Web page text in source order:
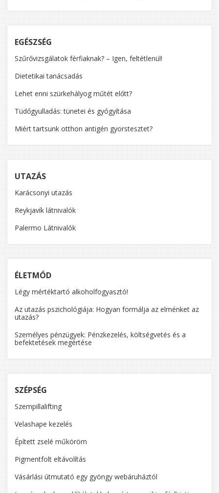
EGÉSZSÉG
Szűrővizsgálatok férfiaknak? – Igen, feltétlenül!
Dietetikai tanácsadás
Lehet enni szürkehályog műtét előtt?
Tüdőgyulladás: tünetei és gyógyítása
Miért tartsunk otthon antigén gyorstesztet?
UTAZÁS
Karácsonyi utazás
Reykjavík látnivalók
Palermo Látnivalók
ÉLETMÓD
Légy mértéktartó alkoholfogyasztó!
Az utazás pszichológiája: Hogyan formálja az elménket az
utazás?
Személyes pénzügyek: Pénzkezelés, költségvetés és a
befektetések megértése
SZÉPSÉG
Szempillalifting
Velashape kezelés
Épített zselé műköröm
Pigmentfolt eltávolítás
Vásárlási útmutató egy gyöngy webáruháztól